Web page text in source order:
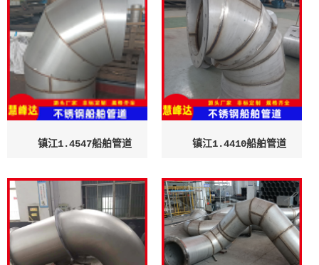
镇江1.4547船舶管道 镇江1.4410船舶管道